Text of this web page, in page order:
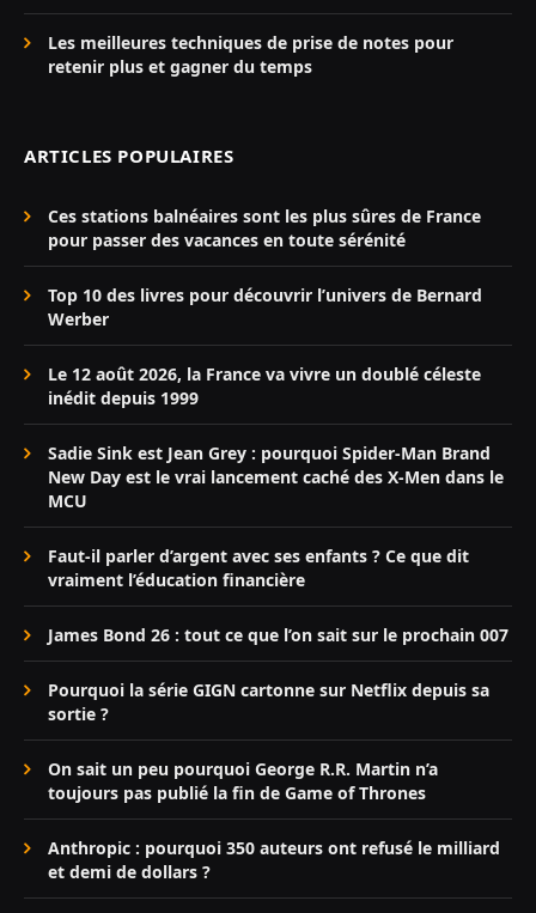
Les meilleures techniques de prise de notes pour
retenir plus et gagner du temps
ARTICLES POPULAIRES
Ces stations balnéaires sont les plus sûres de France
pour passer des vacances en toute sérénité
Top 10 des livres pour découvrir l’univers de Bernard
Werber
Le 12 août 2026, la France va vivre un doublé céleste
inédit depuis 1999
Sadie Sink est Jean Grey : pourquoi Spider-Man Brand
New Day est le vrai lancement caché des X-Men dans le
MCU
Faut-il parler d’argent avec ses enfants ? Ce que dit
vraiment l’éducation financière
James Bond 26 : tout ce que l’on sait sur le prochain 007
Pourquoi la série GIGN cartonne sur Netflix depuis sa
sortie ?
On sait un peu pourquoi George R.R. Martin n’a
toujours pas publié la fin de Game of Thrones
Anthropic : pourquoi 350 auteurs ont refusé le milliard
et demi de dollars ?